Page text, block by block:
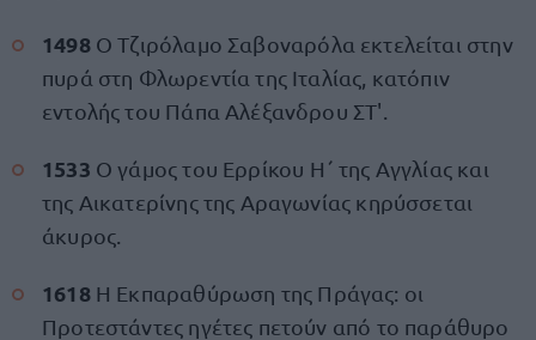
1498 Ο Τζιρόλαμο Σαβοναρόλα εκτελείται στην
πυρά στη Φλωρεντία της Ιταλίας, κατόπιν
εντολής του Πάπα Αλέξανδρου ΣΤ'.
1533 Ο γάμος του Ερρίκου Η΄ της Αγγλίας και
της Αικατερίνης της Αραγωνίας κηρύσσεται
άκυρος.
1618 Η Εκπαραθύρωση της Πράγας: οι
Προτεστάντες ηγέτες πετούν από το παράθυρο